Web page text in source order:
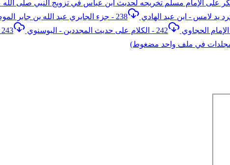
238 - جزء الجابري عبد الله بن جابر الموصلي
242 - الكلام على حديث المجددين - البوسنوي 243 - تحفة السلاك في فضائل السواك - ابن الخرم
في ملف واحد مضغوط)